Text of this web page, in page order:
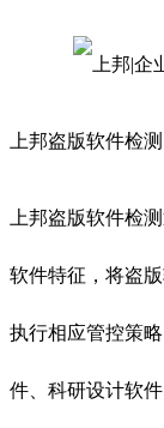
上邦盗版软件检测
上邦盗版软件检
软件特征，将盗
执行相应管控策
件、科研设计软